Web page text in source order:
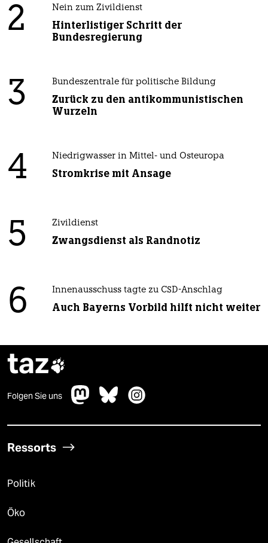
2 Nein zum Zivildienst
Hinterlistiger Schritt der
Bundesregierung
3 Bundeszentrale für politische Bildung
Zurück zu den antikommunistischen
Wurzeln
4 Niedrigwasser in Mittel- und Osteuropa
Stromkrise mit Ansage
5 Zivildienst
Zwangsdienst als Randnotiz
6 Innenausschuss tagte zu CSD-Anschlag
Auch Bayerns Vorbild hilft nicht weiter
taz
Folgen Sie uns
Ressorts
Politik
Öko